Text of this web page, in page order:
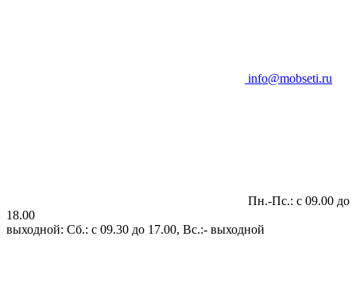
info@mobseti.ru
Пн.-Пс.: с 09.00 до
18.00
выходной: Сб.: с 09.30 до 17.00, Вс.:- выходной